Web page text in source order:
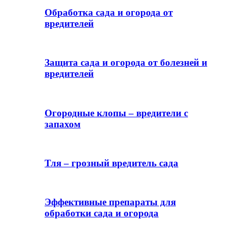
Обработка сада и огорода от
вредителей
Защита сада и огорода от болезней и
вредителей
Огородные клопы – вредители с
запахом
Тля – грозный вредитель сада
Эффективные препараты для
обработки сада и огорода